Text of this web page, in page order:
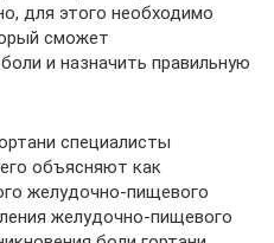
для этого необходимо
сможет
и назначить правильную
специалисты
объясняют как
желудочно-пищевого
желудочно-пищевого